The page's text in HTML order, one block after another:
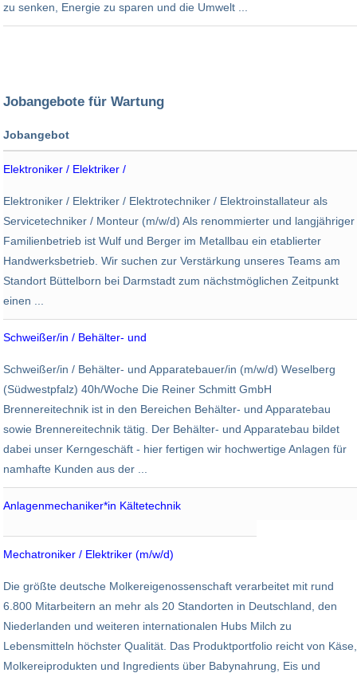
zu senken, Energie zu sparen und die Umwelt ...
Jobangebote für Wartung
Jobangebot
Arbeitgeber
Standort
Elektroniker / Elektriker /
Büttelborn
Elektroniker / Elektriker / Elektrotechniker / Elektroinstallateur als
Servicetechniker / Monteur (m/w/d) Als renommierter und langjähriger
Familienbetrieb ist Wulf und Berger im Metallbau ein etablierter
Handwerksbetrieb. Wir suchen zur Verstärkung unseres Teams am
Standort Büttelborn bei Darmstadt zum nächstmöglichen Zeitpunkt
einen ...
Schweißer/in / Behälter- und
Weselberg
Schweißer/in / Behälter- und Apparatebauer/in (m/w/d) Weselberg
(Südwestpfalz) 40h/Woche Die Reiner Schmitt GmbH
Brennereitechnik ist in den Bereichen Behälter- und Apparatebau
sowie Brennereitechnik tätig. Der Behälter- und Apparatebau bildet
dabei unser Kerngeschäft - hier fertigen wir hochwertige Anlagen für
namhafte Kunden aus der ...
Anlagenmechaniker*in Kältetechnik
Mechatroniker / Elektriker (m/w/d)
Holdorf
Die größte deutsche Molkereigenossenschaft verarbeitet mit rund
6.800 Mitarbeitern an mehr als 20 Standorten in Deutschland, den
Niederlanden und weiteren internationalen Hubs Milch zu
Lebensmitteln höchster Qualität. Das Produktportfolio reicht von Käse,
Molkereiprodukten und Ingredients über Babynahrung, Eis und